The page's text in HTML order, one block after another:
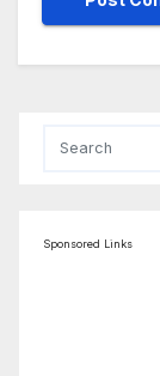
Sponsored Links